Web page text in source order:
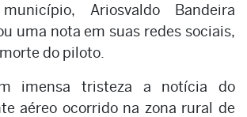
Ariosvaldo Bandeira
uma nota em suas redes sociais,
do piloto.
imensa tristeza a notícia do
aéreo ocorrido na zona rural de